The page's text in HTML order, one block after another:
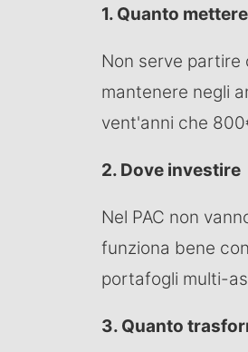
1. Quanto
Non serve partire
mantenere negli
vent'anni che
2. Dove investire
Nel PAC non
funziona bene
portafogli multi-
3. Quanto